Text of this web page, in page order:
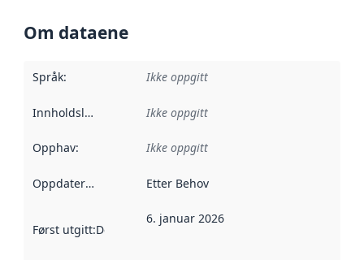
Om dataene
Språk: Ikke oppgitt
Innholdsleverandører :
Ikke oppgitt
Opphav: Ikke oppgitt
Oppdateringsfrekvens :
Etter Behov
Først utgitt:Denne datoen sier når dataene i dette
6. januar 2026